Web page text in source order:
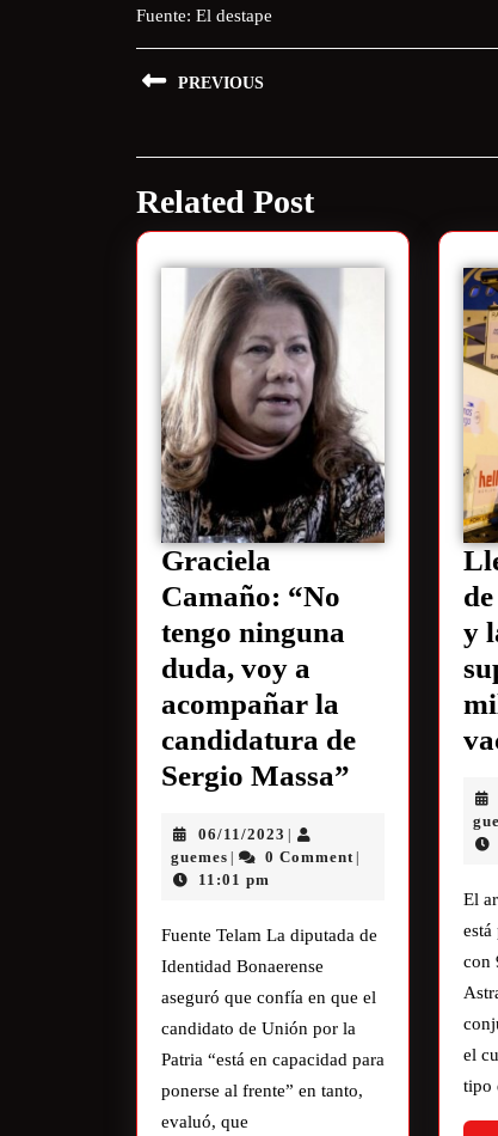
Fuente: El destape
PREVIOUS
Related Post
Graciela
Camaño: “No
tengo ninguna
duda, voy a
acompañar la
candidatura de
Sergio Massa”
06/11/2023
guemes 0 Comment
11:01 pm
Fuente Telam La diputada de
Identidad Bonaerense
aseguró que confía en que el
candidato de Unión por la
Patria “está en capacidad para
ponerse al frente” en tanto,
evaluó, que
y
El
con
el
tipo